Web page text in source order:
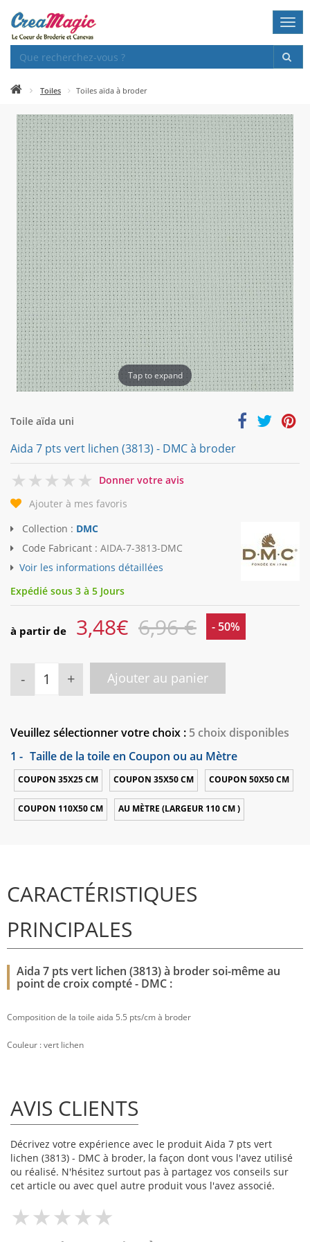
Toiles Toiles aïda à broder
Tap to expand
Toile aïda uni
Aida 7 pts vert lichen (3813) - DMC à broder
0
Donner votre avis
Ajouter à mes favoris
Collection : DMC
Code Fabricant : AIDA-7-3813-DMC
Voir les informations détaillées
Expédié sous 3 à 5 Jours
à partir de 3,48€ 6,96 € - 50%
- + Ajouter au panier
Veuillez sélectionner votre choix : 5 choix disponibles
1 - Taille de la toile en Coupon ou au Mètre
COUPON 35X25 CM COUPON 35X50 CM COUPON 50X50 CM
COUPON 110X50 CM AU MÈTRE (LARGEUR 110 CM )
CARACTÉRISTIQUES
PRINCIPALES
Aida 7 pts vert lichen (3813) à broder soi-même au
point de croix compté - DMC :
Composition de la toile aida 5.5 pts/cm à broder
Couleur : vert lichen
AVIS CLIENTS
Décrivez votre expérience avec le produit Aida 7 pts vert
lichen (3813) - DMC à broder, la façon dont vous l'avez utilisé
ou réalisé. N'hésitez surtout pas à partagez vos conseils sur
cet article ou avec quel autre produit vous l'avez associé.